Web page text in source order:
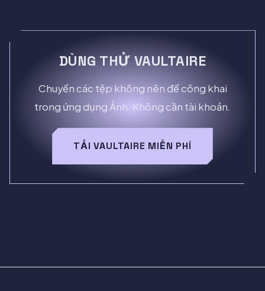
DÙNG THỬ VAULTAIRE
Chuyển các tệp không nên để công khai
trong ứng dụng Ảnh. Không cần tài khoản.
TẢI VAULTAIRE MIỄN PHÍ